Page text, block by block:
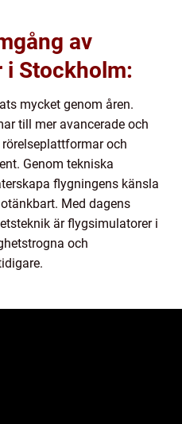
av
i Stockholm:
mycket genom åren.
till mer avancerade och
och
Genom tekniska
flygningens känsla
Med dagens
är flygsimulatorer i
och